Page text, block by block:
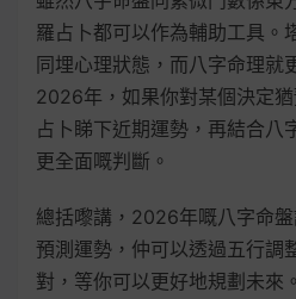
羅占卜都可以作為輔助工具。
同埋心理狀態，而八字命理就
2026年，如果你對某個決定
占卜睇下近期運勢，再結合八
更全面嘅判斷。
總括嚟講，2026年嘅八字命
預測運勢，仲可以透過五行調
對，等你可以更好地規劃未來